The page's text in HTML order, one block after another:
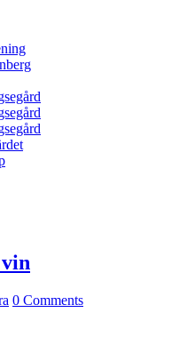
0 Comments